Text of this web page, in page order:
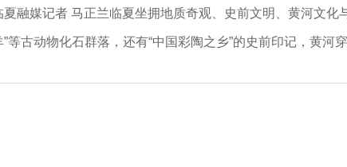
夏融媒记者 马正兰临夏坐拥地质奇观、史前文明、黄河文
”等古动物化石群落，还有“中国彩陶之乡”的史前印记，黄河